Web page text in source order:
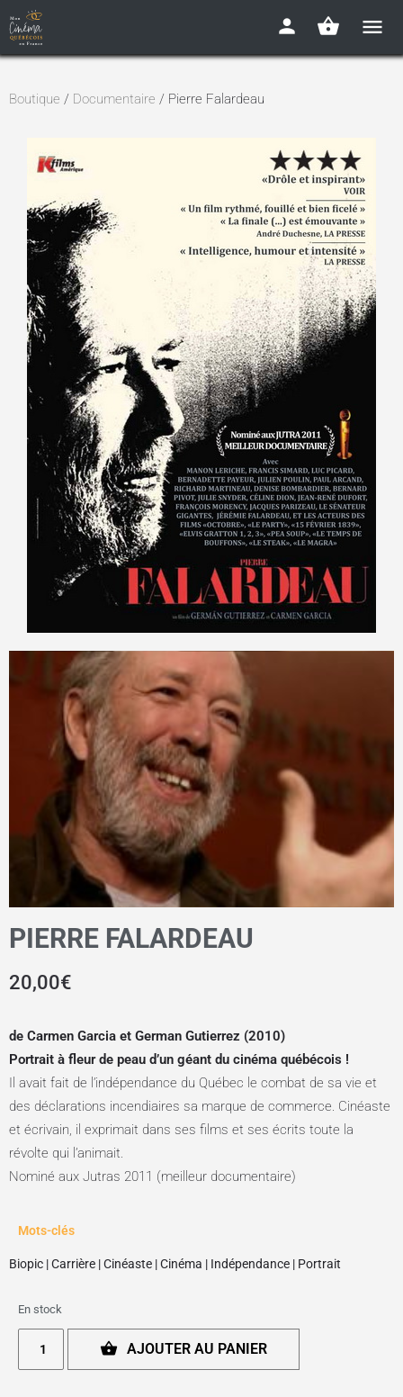
Boutique / Documentaire / Pierre Falardeau
PIERRE FALARDEAU
20,00€
de Carmen Garcia et German Gutierrez (2010)
Portrait à fleur de peau d’un géant du cinéma québécois !
Il avait fait de l’indépendance du Québec le combat de sa vie et
des déclarations incendiaires sa marque de commerce. Cinéaste
et écrivain, il exprimait dans ses films et ses écrits toute la
révolte qui l’animait.
Nominé aux Jutras 2011 (meilleur documentaire)
Mots-clés
Biopic |Carrière |Cinéaste |Cinéma | Indépendance | Portrait
En stock
AJOUTER AU PANIER